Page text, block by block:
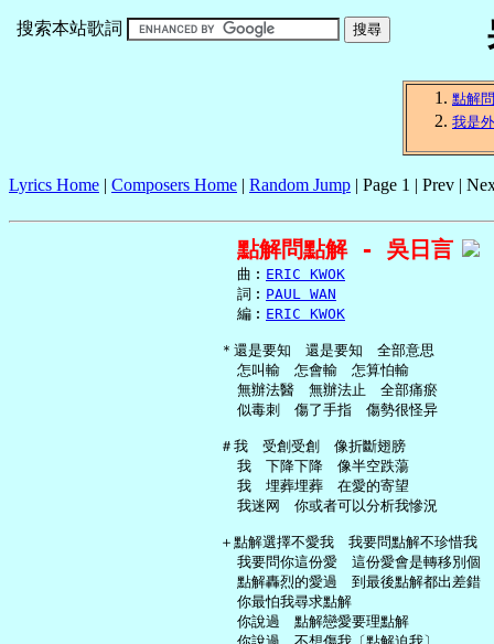
搜索本站歌詞
點解
我是
Lyrics Home | Composers Home | Random Jump | Page 1 | Prev |
點解問點解 - 吳日言
     曲︰
ERIC KWOK
     詞︰
PAUL WAN
     編︰
ERIC KWOK
   ＊還是要知　還是要知　全部意思
     怎叫輸　怎會輸　怎算怕輸
     無辦法醫　無辦法止　全部痛瘀
     似毒刺　傷了手指　傷勢很怪异
   ＃我　受創受創　像折斷翅膀
     我　下降下降　像半空跌蕩
     我　埋葬埋葬　在愛的寄望
     我迷网　你或者可以分析我慘況
   ＋點解選擇不愛我　我要問點解不珍惜我
     我要問你這份愛　這份愛會是轉移別個
     點解轟烈的愛過　到最後點解都出差錯
     你最怕我尋求點解
     你說過　點解戀愛要理點解